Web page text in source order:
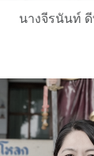
นางจีรนันท์